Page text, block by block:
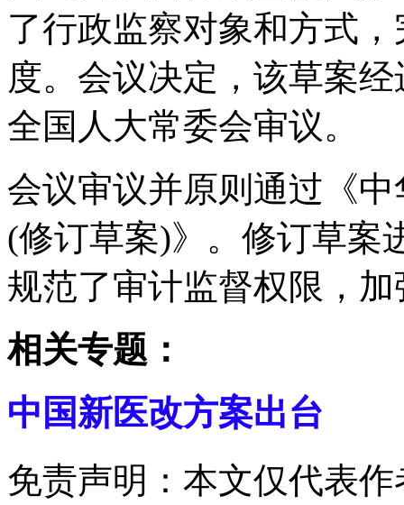
了行政监察对象和方式
度。会议决定，该草案
全国人大常委会审议。
会议审议并原则通过《
(修订草案)》。修订草案
规范了审计监督权限，
相关专题：
中国新医改方案出台
免责声明：本文仅代表